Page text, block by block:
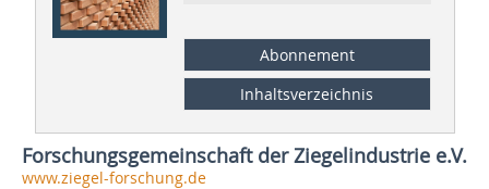
Abonnement
Inhaltsverzeichnis
Forschungsgemeinschaft der Ziegelindustrie e.V.
www.ziegel-forschung.de